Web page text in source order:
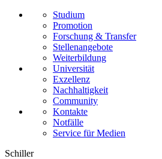
Studium
Promotion
Forschung & Transfer
Stellenangebote
Weiterbildung
Universität
Exzellenz
Nachhaltigkeit
Community
Kontakte
Notfälle
Service für Medien
Schiller